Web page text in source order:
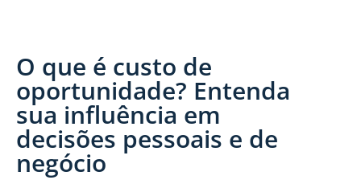
O que é custo de
oportunidade? Entenda
sua influência em
decisões pessoais e de
negócio